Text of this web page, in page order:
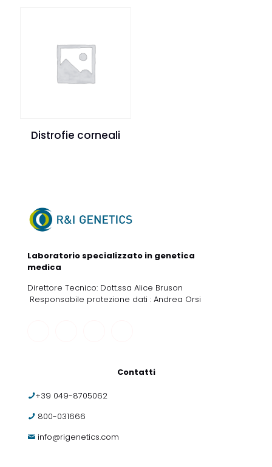
Distrofie corneali
Laboratorio specializzato in genetica
medica
Direttore Tecnico: Dott.ssa Alice Bruson
Responsabile protezione dati : Andrea Orsi
Contatti
+39 049-8705062
800-031666
info@rigenetics.com